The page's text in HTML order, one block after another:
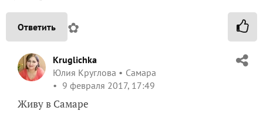
Ответить ✿
Kruglichka
Юлия Круглова
Самара
9 февраля 2017, 17:49
Живу в Самаре